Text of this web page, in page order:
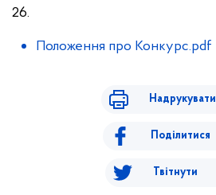
26.
Положення про Конкурс.pdf
Надрукувати
Поділитися
Твітнути